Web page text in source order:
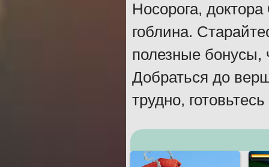
Носорога,
гоблина.
полезные бонусы,
Добраться до
трудно,